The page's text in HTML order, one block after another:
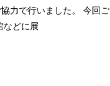
力で行いました。 今回ご
などに展